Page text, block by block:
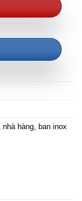
nhà hàng
ban inox